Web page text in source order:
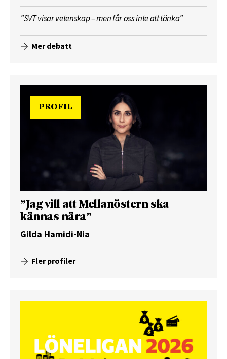
”SVT visar vetenskap – men får oss inte att tänka”
Mer debatt
PROFIL
”Jag vill att Mellanöstern ska
kännas nära”
Gilda Hamidi-Nia
Fler profiler